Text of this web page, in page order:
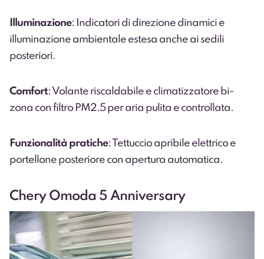
Illuminazione: Indicatori di direzione dinamici e
illuminazione ambientale estesa anche ai sedili
posteriori.
Comfort: Volante riscaldabile e climatizzatore bi-
zona con filtro PM2.5 per aria pulita e controllata.
Funzionalità pratiche: Tettuccio apribile elettrico e
portellone posteriore con apertura automatica.
Chery Omoda 5 Anniversary